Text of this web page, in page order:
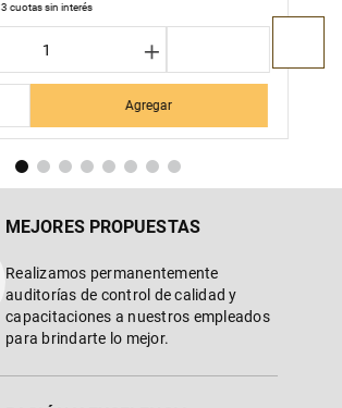
3 cuotas sin interés
＋
Agregar
MEJORES PROPUESTAS
Realizamos permanentemente
auditorías de control de calidad y
capacitaciones a nuestros empleados
para brindarte lo mejor.